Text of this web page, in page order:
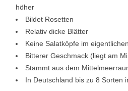
höher
Bildet Rosetten
Relativ dicke Blätter
Keine Salatköpfe im
Bitterer Geschmack (liegt am
Stammt aus dem
In Deutschland bis zu 8 Sorten